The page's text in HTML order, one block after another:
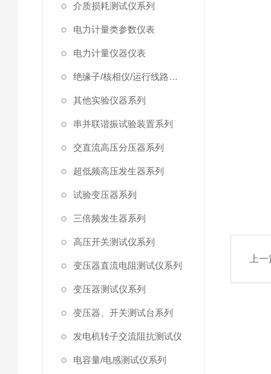
介质损耗测试仪系列
电力计量类参数仪表
电力计量仪器仪表
绝缘子/核相仪/运行线路试验仪器
其他实验仪器系列
串并联谐振试验装置系列
交直流高压分压器系列
超低频高压发生器系列
试验变压器系列
三倍频发生器系列
高压开关测试仪系列
变压器直流电阻测试仪系列
变压器测试仪系列
变压器、开关测试台系列
发电机转子交流阻抗测试仪
电容量/电感测试仪系列
上